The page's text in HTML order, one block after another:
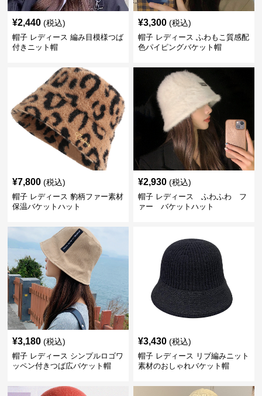
¥2,440 (税込)
帽子 レディース 編み目模様つば
付きニット帽
¥3,300 (税込)
帽子 レディース ふわもこ質感配
色パイピングバケット帽
¥7,800 (税込)
帽子 レディース 豹柄ファー素材
保温バケットハット
¥2,930 (税込)
帽子 レディース ふわふわ フ
ァー バケットハット
¥3,180 (税込)
帽子 レディース シンプルロゴワ
ッペン付きつば広バケット帽
¥3,430 (税込)
帽子 レディース リブ編みニット
素材のおしゃれバケット帽